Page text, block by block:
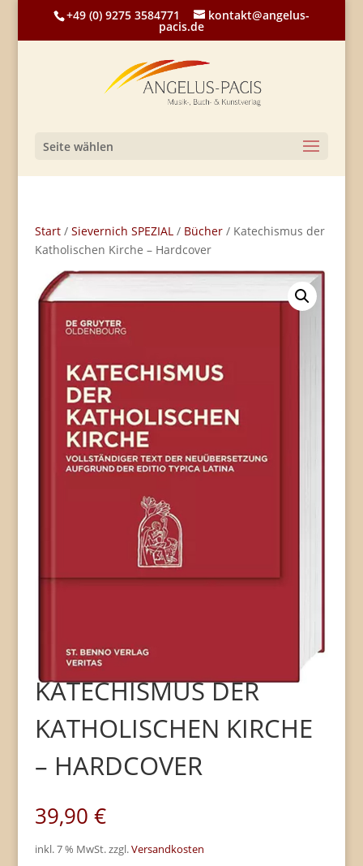
+49 (0) 9275 3584771 kontakt@angelus-
pacis.de
Seite wählen
Start/ Sievernich SPEZIAL/ Bücher/ Katechismus der
Katholischen Kirche – Hardcover
KATECHISMUS DER
KATHOLISCHEN KIRCHE
– HARDCOVER
39,90 €
inkl. 7 % MwSt. zzgl.Versandkosten